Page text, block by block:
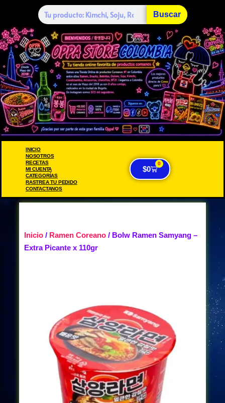
Buscar
INICIO
NOSOTROS
RECETAS
MI CUENTA
CATEGORÍAS
RASTREA TU PEDIDO
CONTACTANOS
$0
0
Inicio / Ramen Coreano / Bolw Ramen Samyang –
Extra Picante x 110gr